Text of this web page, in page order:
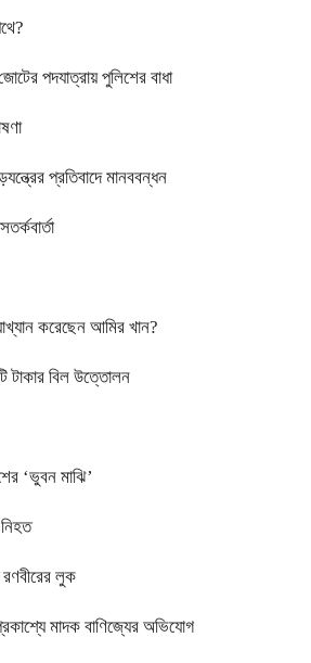
পদযাত্রায় পুলিশের বাধা
প্রতিবাদে মানববন্ধন
করেছেন আমির খান?
টাকার বিল উত্তোলন
‘ভুবন মাঝি’
রণবীরের লুক
মাদক বাণিজ্যের অভিযোগ